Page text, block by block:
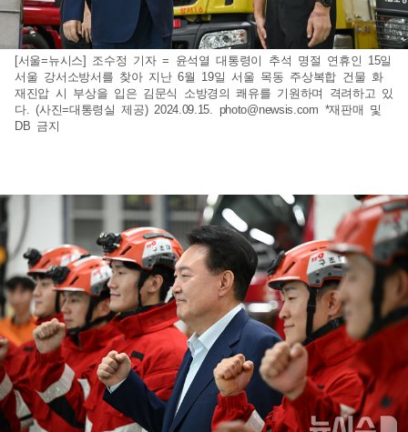
[서울=뉴시스] 조수정 기자 = 윤석열 대통령이 추석 명절 연휴인 15일
서울 강서소방서를 찾아 지난 6월 19일 서울 목동 주상복합 건물 화
재진압 시 부상을 입은 김문식 소방경의 쾌유를 기원하며 격려하고 있
다. (사진=대통령실 제공) 2024.09.15. photo@newsis.com *재판매 및
DB 금지